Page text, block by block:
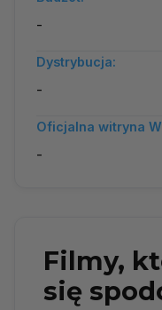
-
Dystrybucja:
-
Oficjalna witryna
-
Filmy,
się